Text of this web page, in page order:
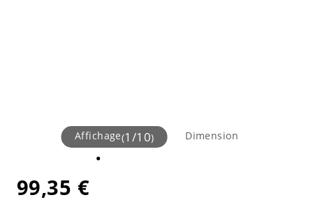
Affichage(1 /10) Dimension
99,35 €